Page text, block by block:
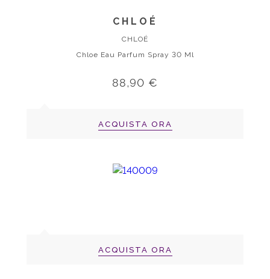
CHLOÉ
CHLOÉ
Chloe Eau Parfum Spray 30 Ml
88,90 €
ACQUISTA ORA
ACQUISTA ORA